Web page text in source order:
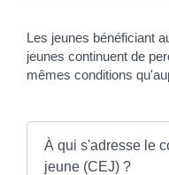
Les jeunes bénéficiant
jeunes continuent de
mêmes conditions
À qui s'adresse le
jeune (CEJ) ?